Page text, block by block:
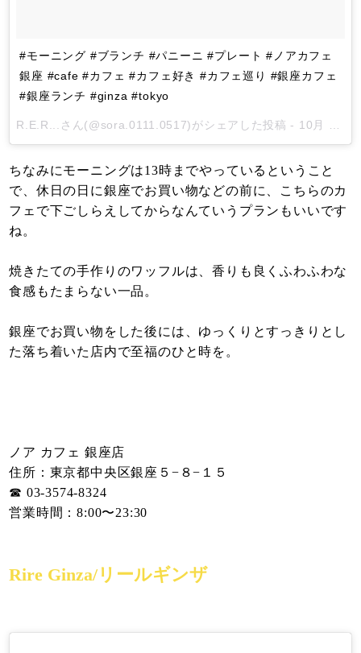
#モーニング #ブランチ #パニーニ #プレート #ノアカフェ
銀座 #cafe #カフェ #カフェ好き #カフェ巡り #銀座カフェ
#銀座ランチ #ginza #tokyo
R.E.R... さん(@sora.0111.0517)がシェアした投稿 - 10月 12, 2017 at 6:20午後 PDT
ちなみにモーニングは13時までやっているということ
で、休日の日に銀座でお買い物などの前に、こちらのカ
フェで下ごしらえしてからなんていうプランもいいです
ね。
焼きたての手作りのワッフルは、香りも良くふわふわな
食感もたまらない一品。
銀座でお買い物をした後には、ゆっくりとすっきりとし
た落ち着いた店内で至福のひと時を。
ノア カフェ 銀座店
住所：東京都中央区銀座５−８−１５
☎︎ 03-3574-8324
営業時間：8:00〜23:30
Rire Ginza/リールギンザ